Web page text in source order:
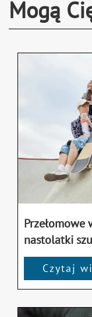
Mogą
nastolatki
Czytaj